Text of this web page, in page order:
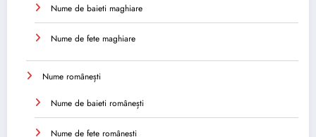
Nume de baieti maghiare
Nume de fete maghiare
Nume românești
Nume de baieti românești
Nume de fete românești